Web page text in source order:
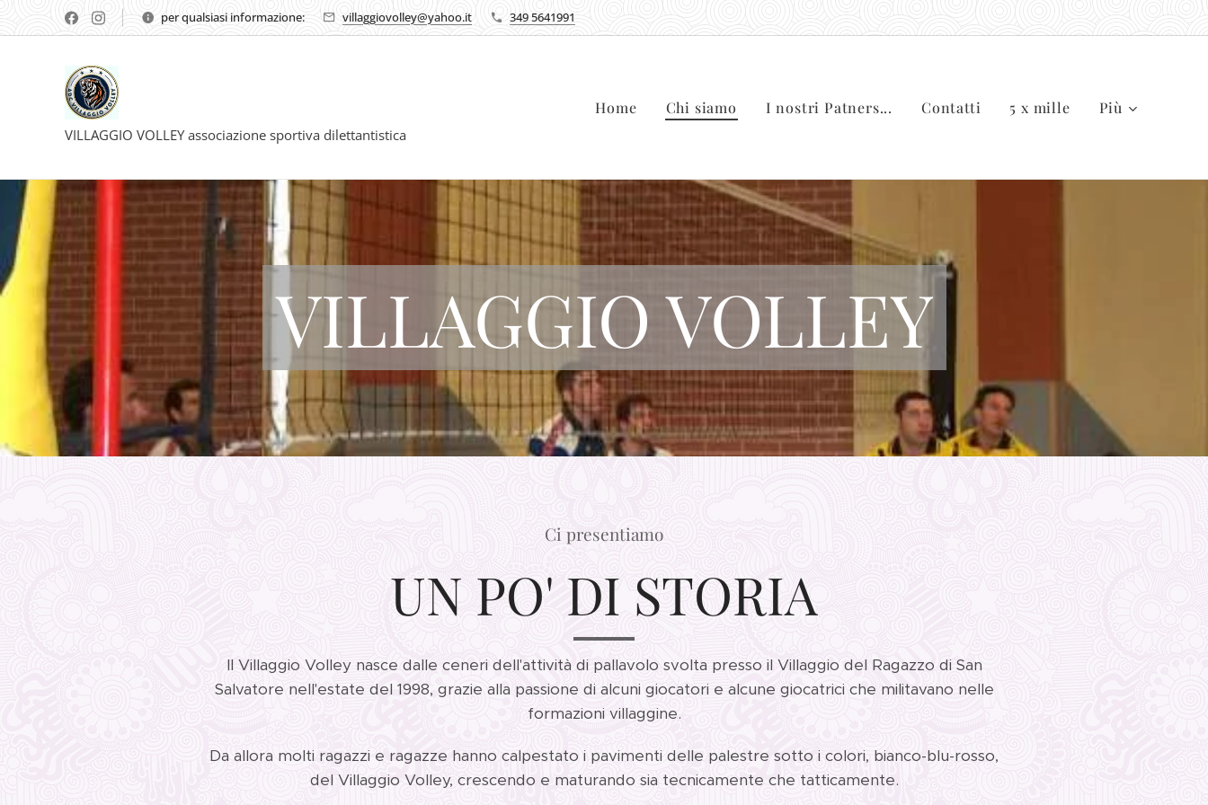
per qualsiasi informazione: villaggiovolley@yahoo.it 349 5641991
VILLAGGIO VOLLEY associazione sportiva dilettantistica
Home Chi siamo I nostri Patners... Contatti 5 x mille Più
VILLAGGIO VOLLEY
Ci presentiamo
UN PO' DI STORIA
Il Villaggio Volley nasce dalle ceneri dell'attività di pallavolo svolta presso il Villaggio del Ragazzo di San
Salvatore nell'estate del 1998, grazie alla passione di alcuni giocatori e alcune giocatrici che militavano nelle
formazioni villaggine.
Da allora molti ragazzi e ragazze hanno calpestato i pavimenti delle palestre sotto i colori, bianco-blu-rosso,
del Villaggio Volley, crescendo e maturando sia tecnicamente che tatticamente.